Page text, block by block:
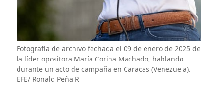
Fotografía de archivo fechada el 09 de enero de 2025 de
la líder opositora María Corina Machado, hablando
durante un acto de campaña en Caracas (Venezuela).
EFE/ Ronald Peña R